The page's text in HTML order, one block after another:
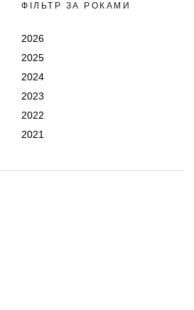
ФІЛЬТР ЗА РОКАМИ
2026
2025
2024
2023
2022
2021